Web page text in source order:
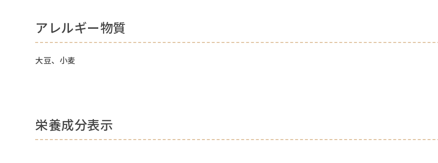
アレルギー物質
大豆、小麦
栄養成分表示